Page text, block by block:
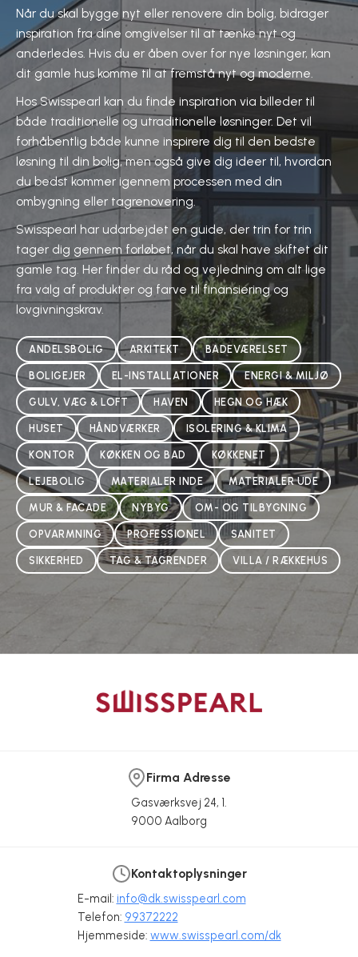
Når du skal bygge nyt eller renovere din bolig, bidrager
inspiration fra dine omgivelser til at tænke nyt og
anderledes. Hvis du er åben over for nye løsninger, kan
dit gamle hus komme til at fremstå nyt og moderne.
Hos Swisspearl kan du finde inspiration via billeder til
både traditionelle og utraditionelle løsninger. Det vil
forhåbentlig både kunne inspirere dig til den bedste
løsning til din bolig, men også give dig ideer til, hvordan
du bedst kommer igennem processen med din
ombygning eller tagrenovering.
Swisspearl har udarbejdet en guide, der trin for trin
tager dig gennem forløbet, når du skal have skiftet dit
gamle tag. Her finder du råd og vejledning om alt lige
fra valg af produkter og farve til finansiering og
lovgivningskrav.
ANDELSBOLIG ARKITEKT BADEVÆRELSET
BOLIGEJER EL-INSTALLATIONER ENERGI & MILJØ
GULV, VÆG & LOFT HAVEN HEGN OG HÆK
HUSET HÅNDVÆRKER ISOLERING & KLIMA
KONTOR KØKKEN OG BAD KØKKENET
LEJEBOLIG MATERIALER INDE MATERIALER UDE
MUR & FACADE NYBYG OM- OG TILBYGNING
OPVARMNING PROFESSIONEL SANITET
SIKKERHED TAG & TAGRENDER VILLA / RÆKKEHUS
Firma Adresse
Gasværksvej 24, 1.
9000 Aalborg
Kontaktoplysninger
E-mail: info@dk.swisspearl.com
Telefon: 99372222
Hjemmeside: www.swisspearl.com/dk